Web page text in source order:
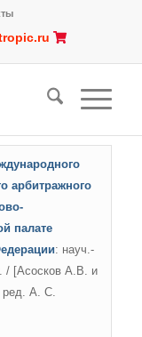
арбитражного
палате
: науч.-
/ [Асосков А.В. и
А. С.